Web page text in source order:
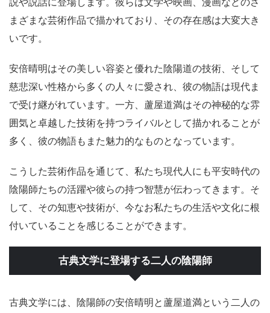
まざまな芸術作品で描かれており、その存在感は大変大き
いです。
安倍晴明はその美しい容姿と優れた陰陽道の技術、そして
慈悲深い性格から多くの人々に愛され、彼の物語は現代ま
で受け継がれています。一方、蘆屋道満はその神秘的な雰
囲気と卓越した技術を持つライバルとして描かれることが
多く、彼の物語もまた魅力的なものとなっています。
こうした芸術作品を通じて、私たち現代人にも平安時代の
陰陽師たちの活躍や彼らの持つ智慧が伝わってきます。そ
して、その知恵や技術が、今なお私たちの生活や文化に根
付いていることを感じることができます。
古典文学に登場する二人の陰陽師
古典文学には、陰陽師の安倍晴明と蘆屋道満という二人の